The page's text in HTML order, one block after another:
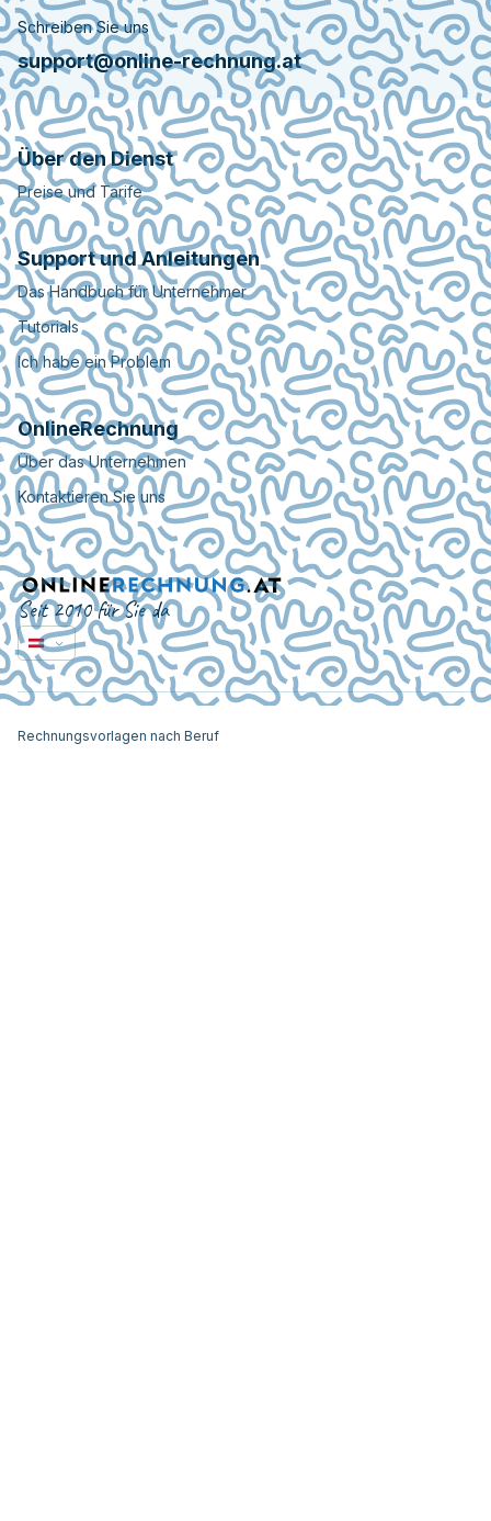
Schreiben Sie uns
support@online-rechnung.at
Über den Dienst
Preise und Tarife
Support und Anleitungen
Das Handbuch für Unternehmer
Tutorials
Ich habe ein Problem
OnlineRechnung
Über das Unternehmen
Kontaktieren Sie uns
Seit 2010 für Sie da
Rechnungsvorlagen nach Beruf